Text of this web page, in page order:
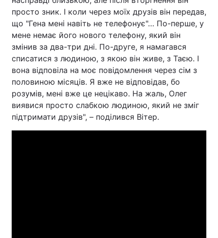
просто зник. І коли через моїх друзів він передав,
що "Гена мені навіть не телефонує"… По-перше, у
мене немає його нового телефону, який він
змінив за два-три дні. По-друге, я намагався
списатися з людиною, з якою він живе, з Таєю. І
вона відповіла на моє повідомлення через сім з
половиною місяців. Я вже не відповідав, бо
розумів, мені вже це нецікаво. На жаль, Олег
виявися просто слабкою людиною, який не зміг
підтримати друзів", – поділився Вітер.